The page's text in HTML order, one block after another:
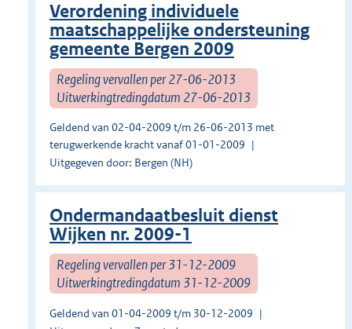
Verordening individuele
maatschappelijke ondersteuning
gemeente Bergen 2009
Regeling vervallen per 27-06-2013
Uitwerkingtredingdatum 27-06-2013
Geldend van 02-04-2009 t/m 26-06-2013 met
terugwerkende kracht vanaf 01-01-2009
Uitgegeven door: Bergen (NH)
Ondermandaatbesluit dienst
Wijken nr. 2009-1
Regeling vervallen per 31-12-2009
Uitwerkingtredingdatum 31-12-2009
Geldend van 01-04-2009 t/m 30-12-2009